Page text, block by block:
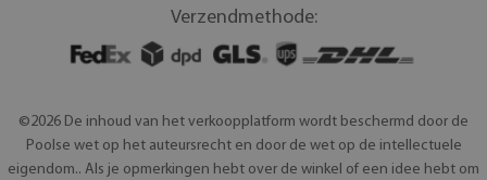
Verzendmethode:
©2026 De inhoud van het verkoopplatform wordt beschermd door de
Poolse wet op het auteursrecht en door de wet op de intellectuele
eigendom.. Als je opmerkingen hebt over de winkel of een idee hebt om